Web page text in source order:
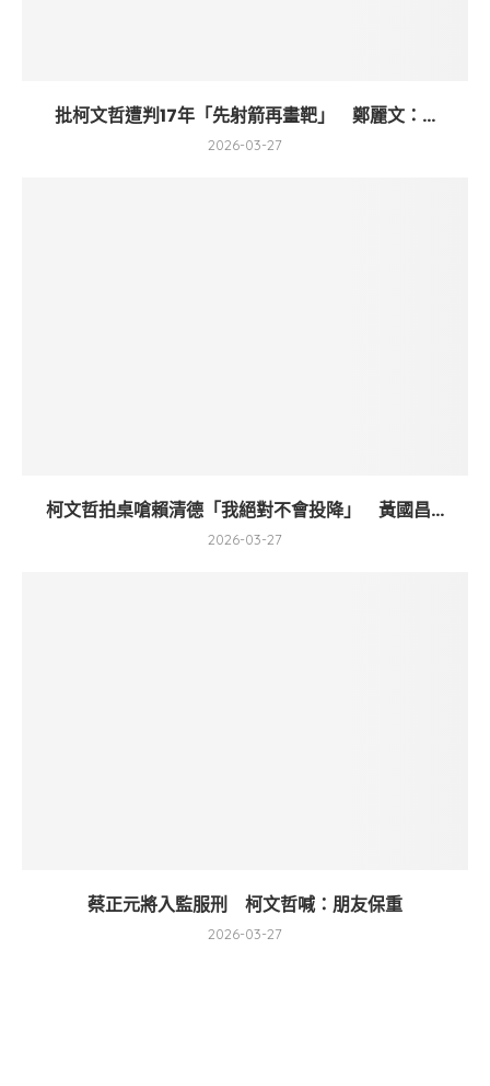
批柯文哲遭判17年「先射箭再畫靶」 鄭麗文：...
2026-03-27
柯文哲拍桌嗆賴清德「我絕對不會投降」 黃國昌...
2026-03-27
蔡正元將入監服刑 柯文哲喊：朋友保重
2026-03-27